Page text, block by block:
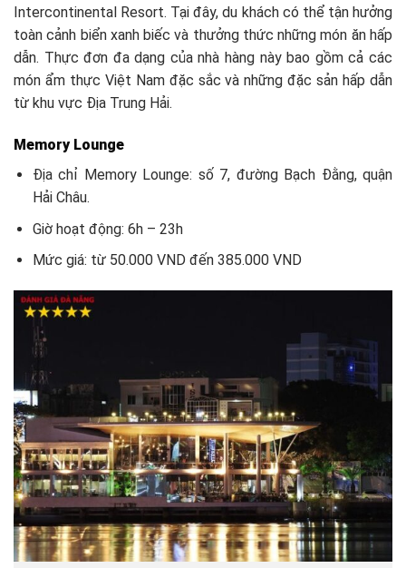
Intercontinental Resort. Tại đây, du khách có thể tận hưởng
toàn cảnh biển xanh biếc và thưởng thức những món ăn hấp
dẫn. Thực đơn đa dạng của nhà hàng này bao gồm cả các
món ẩm thực Việt Nam đặc sắc và những đặc sản hấp dẫn
từ khu vực Địa Trung Hải.
Memory Lounge
Địa chỉ Memory Lounge: số 7, đường Bạch Đằng, quận
Hải Châu.
Giờ hoạt động: 6h – 23h
Mức giá: từ 50.000 VND đến 385.000 VND